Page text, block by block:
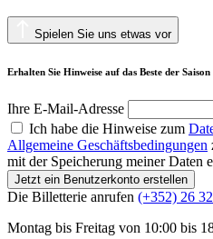
Spielen Sie uns etwas vor
Erhalten Sie Hinweise auf das Beste der Saison
Ihre E-Mail-Adresse
Ich habe die Hinweise zum
Allgemeine Geschäftsbedingungen
mit der Speicherung meiner Daten
Jetzt ein Benutzerkonto erstellen
Die Billetterie anrufen (+352) 26
Montag bis Freitag von 10:00 bis